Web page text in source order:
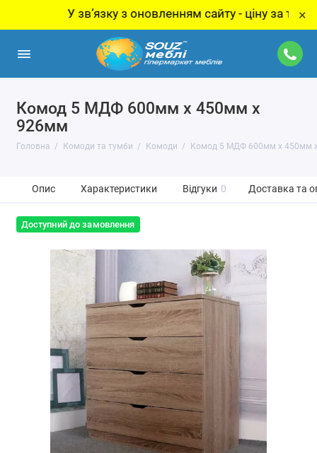
У звʼязку з оновленням сайту - ціну за товар ×
Комод 5 МДФ 600мм x 450мм x
926мм
Головна Комоди та тумби Комоди Комод 5 МДФ 600мм x 450мм
Опис Характеристики Відгуки 0 Доставка та
Доступний до замовлення